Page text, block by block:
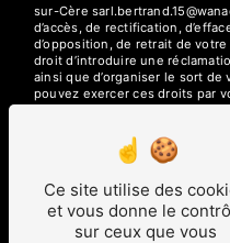
sur-Cère
d’accès, de rectification,
d’opposition, de retrait de
droit d’introduire une
ainsi que d’organiser le sort
pouvez exercer ces droits par
Gros, 15800 Vic-sur-Cère ou
sarl.bertrand.15@wanadoo.fr.
être demandé. Nous
prise de contact puis pendant
fins probatoires et de gestion
vous inscrire sur la liste
disponible à cette adresse:
pour plus d’informations sur
Ce site utilise des
et vous donne le
sur ceux que vous